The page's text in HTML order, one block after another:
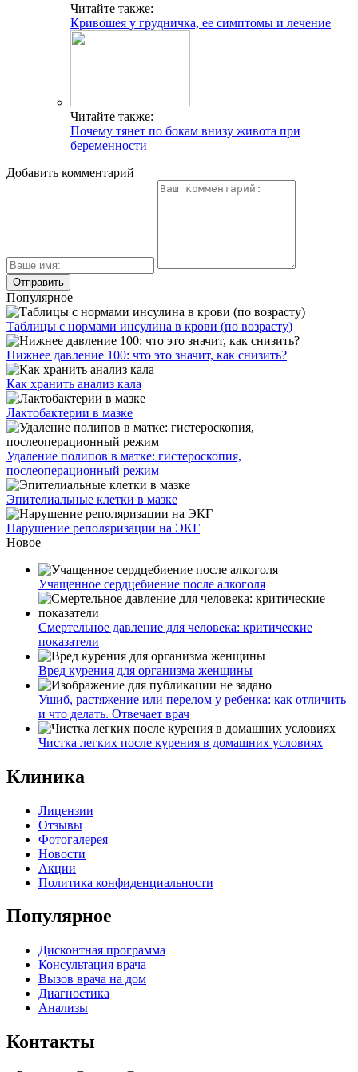
Читайте также:
Кривошея у грудничка, ее симптомы и лечение
Читайте также:
Почему тянет по бокам внизу живота при
беременности
Добавить комментарий
Популярное
Таблицы с нормами инсулина в крови (по возрасту)
Нижнее давление 100: что это значит, как снизить?
Как хранить анализ кала
Лактобактерии в мазке
Удаление полипов в матке: гистероскопия,
послеоперационный режим
Эпителиальные клетки в мазке
Нарушение реполяризации на ЭКГ
Новое
Учащенное сердцебиение после алкоголя
Смертельное давление для человека: критические
показатели
Вред курения для организма женщины
Ушиб, растяжение или перелом у ребенка: как отличить
и что делать. Отвечает врач
Чистка легких после курения в домашних условиях
Клиника
Лицензии
Отзывы
Фотогалерея
Новости
Акции
Политика конфиденциальности
Популярное
Дисконтная программа
Консультация врача
Вызов врача на дом
Диагностика
Анализы
Контакты